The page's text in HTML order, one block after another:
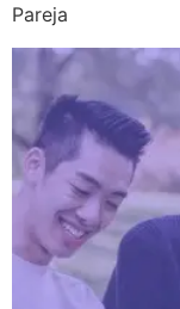
Pareja